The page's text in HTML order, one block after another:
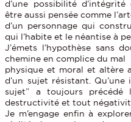
d’une possibilité
être aussi pensée comme
d’un personnage qui
qui l’habite et le néantise à
J’émets l’hypothèse sans
chemine en complice du mal
physique et moral et altère
d’un sujet résistant.
sujet” a toujours
destructivité et tout
Je m’engage enfin à